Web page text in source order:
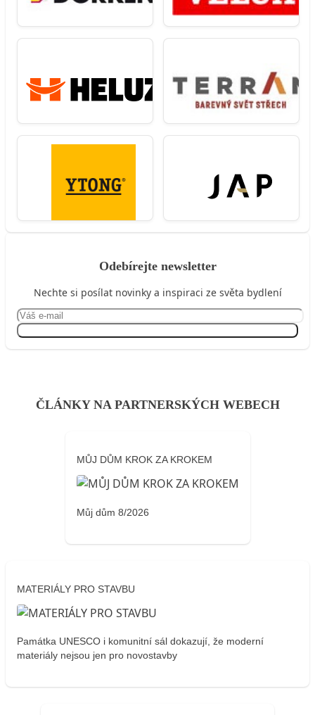
Odebírejte newsletter
Nechte si posílat novinky a inspiraci ze světa bydlení
ČLÁNKY NA PARTNERSKÝCH WEBECH
MŮJ DŮM KROK ZA KROKEM
Můj dům 8/2026
MATERIÁLY PRO STAVBU
Památka UNESCO i komunitní sál dokazují, že moderní
materiály nejsou jen pro novostavby